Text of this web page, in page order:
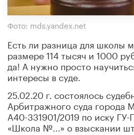
Фото: mds.yandex.net
Есть ли разница для школы
размере 114 тысяч и 1000
да! А нужно просто
интересы в суде.
25.02.20 г. состоялось
Арбитражного суда города
А40-331901/2019 по иску
«Школа №...» о взыскании